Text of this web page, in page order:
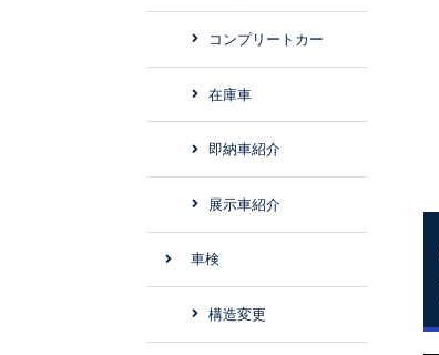
コンプリートカー
在庫車
即納車紹介
展示車紹介
車検
構造変更